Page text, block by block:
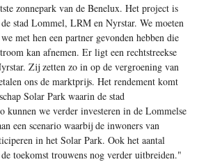
zonnepark van de Benelux. Het project is
stad Lommel, LRM en Nyrstar. We moeten
met hen een partner gevonden hebben die
kan afnemen. Er ligt een rechtstreekse
Zij ­zetten zo in op de vergroening van
ons de marktprijs. Het rendement komt
Solar Park waarin de stad
kunnen we verder investeren in de Lommelse
een scenario waarbij de inwoners van
in het Solar Park. Ook het aantal
toekomst trouwens nog verder uitbreiden."